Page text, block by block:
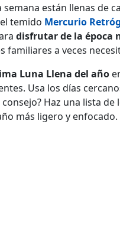
semana están llenas
temido Mercurio
disfrutar de la época
familiares a veces
Luna Llena del año
Usa los días
Haz una lista
más ligero y enfocado.